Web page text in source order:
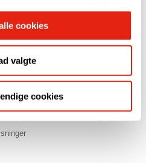
cookies
valgte
cookies